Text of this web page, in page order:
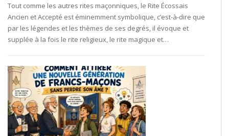
Tout comme les autres rites maçonniques, le Rite Écossais
Ancien et Accepté est éminemment symbolique, c’est-à-dire que
par les légendes et les thèmes de ses degrés, il évoque et
supplée à la fois le rite religieux, le rite magique et…